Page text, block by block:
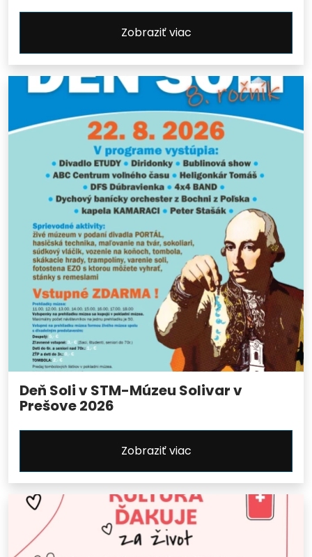
Zobraziť viac
Deň Soli v STM-Múzeu Solivar v
Prešove 2026
Zobraziť viac